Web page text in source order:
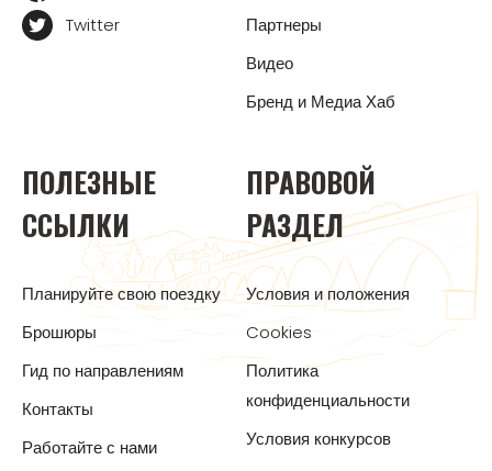
Twitter
Партнеры
Видео
Бренд и Медиа Хаб
ПОЛЕЗНЫЕ
ССЫЛКИ
Планируйте свою поездку
Брошюры
Гид по направлениям
Контакты
Работайте с нами
ПРАВОВОЙ
РАЗДЕЛ
Условия и положения
Cookies
Политика
конфиденциальности
Условия конкурсов